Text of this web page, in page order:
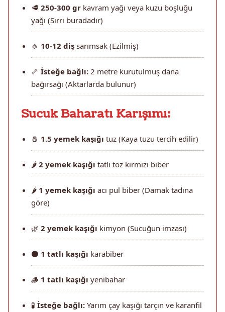
🥩 250-300 gr kavram yağı veya kuzu boşluğu
yağı (Sırrı buradadır)
🧄 10-12 diş sarımsak (Ezilmiş)
🦴 İsteğe bağlı: 2 metre kurutulmuş dana
bağırsağı (Aktarlarda bulunur)
Sucuk Baharatı Karışımı:
🧂 1.5 yemek kaşığı tuz (Kaya tuzu tercih edilir)
🌶️ 2 yemek kaşığı tatlı toz kırmızı biber
🌶️ 1 yemek kaşığı acı pul biber (Damak tadına
göre)
🌿 2 yemek kaşığı kimyon (Sucuğun imzası)
⚫ 1 tatlı kaşığı karabiber
🪵 1 tatlı kaşığı yenibahar
🧪 İsteğe bağlı: Yarım çay kaşığı tarçın ve karanfil